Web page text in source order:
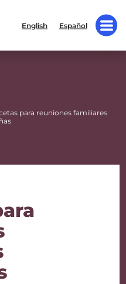
English Español
para reuniones familiares